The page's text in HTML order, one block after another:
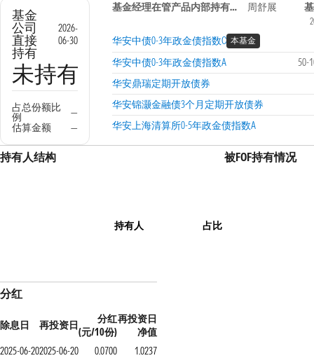
基金
公司
直接
持有
2026-
06-30
未持有
占总份额比
例
—
估算金额
—
基金经理在管产品内部持有信息 周舒展
华安中债0-3年政金债指数C 本基金
华安中债0-3年政金债指数A
50-
华安鼎瑞定期开放债券
华安锦灏金融债3个月定期开放债券
华安上海清算所0-5年政金债指数A
持有人结构
持有人 占比
被FOF持有情况
分红
除息日 再投资日
分红
(元/10份)
再投资日
净值
2025-06-202025-06-20 0.0700
1.0237